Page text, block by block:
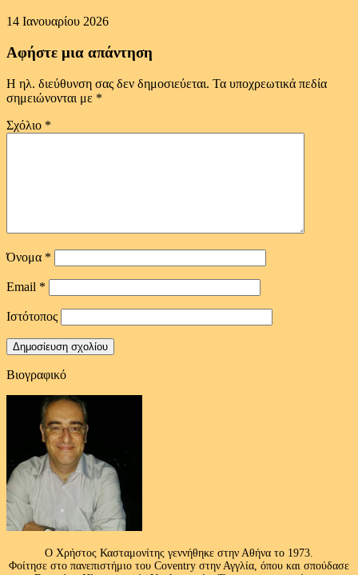
14 Ιανουαρίου 2026
Αφήστε μια απάντηση
Η ηλ. διεύθυνση σας δεν δημοσιεύεται. Τα υποχρεωτικά πεδία
σημειώνονται με *
Σχόλιο *
Όνομα *
Email *
Ιστότοπος
Βιογραφικό
Ο Χρήστος Κασταμονίτης γεννήθηκε στην Αθήνα το 1973.
Φοίτησε στο πανεπιστήμιο του Coventry στην Αγγλία, όπου και σπούδασε